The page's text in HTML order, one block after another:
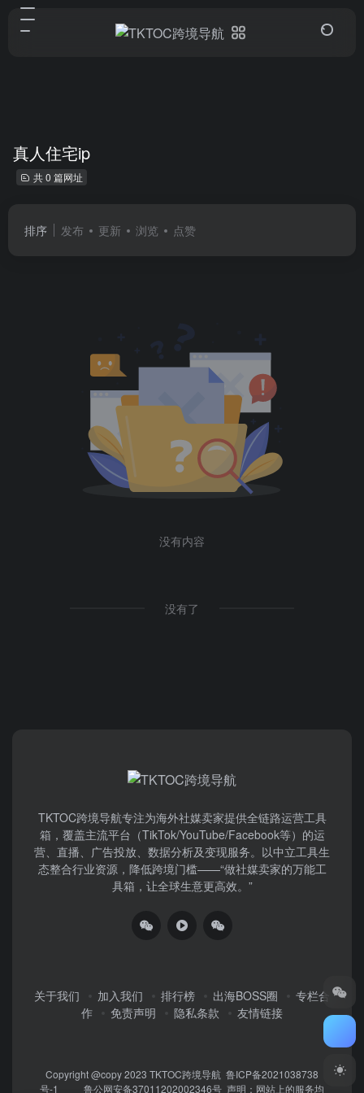
真人住宅ip
共 0 篇网址
排序 发布 更新 浏览 点赞
没有内容
没有了
TKTOC跨境导航​专注为海外社媒卖家提供全链路运营工具
箱，覆盖主流平台（TikTok/YouTube/Facebook等）​的运
营、直播、广告投放、数据分析及变现服务。以中立工具生
态整合行业资源，降低跨境门槛——“做社媒卖家的万能工
具箱，让全球生意更高效。”
关于我们 加入我们 排行榜 出海BOSS圈
专栏合
作
免责声明 隐私条款 友情链接
Copyright @copy 2023 TKTOC跨境导航 鲁ICP备2021038738
号-1
鲁公网安备37011202002346号 声明：网站上的服务均